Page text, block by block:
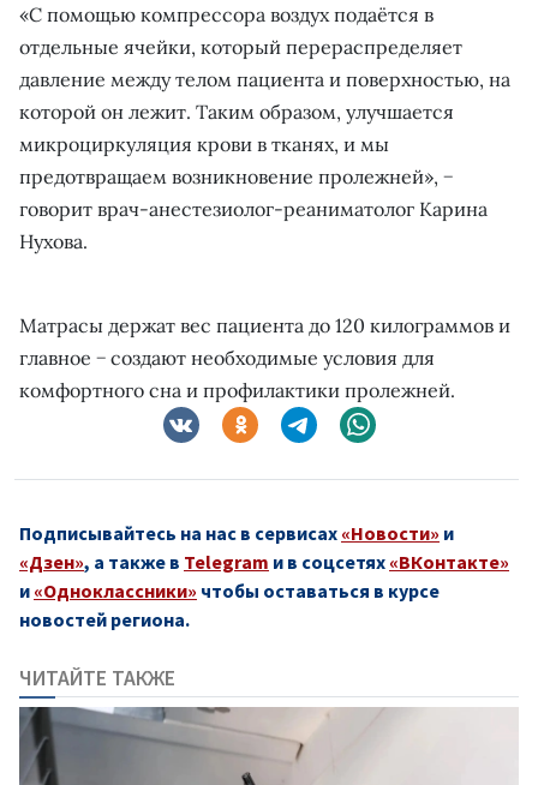
«С помощью компрессора воздух подаётся в
отдельные ячейки, который перераспределяет
давление между телом пациента и поверхностью, на
которой он лежит. Таким образом, улучшается
микроциркуляция крови в тканях, и мы
предотвращаем возникновение пролежней», −
говорит врач-анестезиолог-реаниматолог Карина
Нухова.
Матрасы держат вес пациента до 120 килограммов и
главное − создают необходимые условия для
комфортного сна и профилактики пролежней.
Подписывайтесь на нас в сервисах «Новости» и
«Дзен», а также в Telegram и в соцсетях «ВКонтакте»
и «Одноклассники» чтобы оставаться в курсе
новостей региона.
ЧИТАЙТЕ ТАКЖЕ